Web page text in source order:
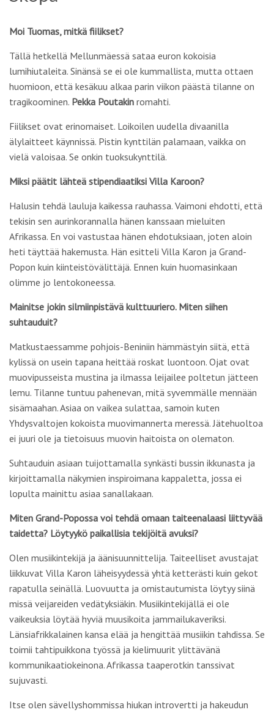
Moi Tuomas, mitkä fiilikset?
Tällä hetkellä Mellunmäessä sataa euron kokoisia
lumihiutaleita. Sinänsä se ei ole kummallista, mutta ottaen
huomioon, että kesäkuu alkaa parin viikon päästä tilanne on
tragikoominen. Pekka Poutakin romahti.
Fiilikset ovat erinomaiset. Loikoilen uudella divaanilla
älylaitteet käynnissä. Pistin kynttilän palamaan, vaikka on
vielä valoisaa. Se onkin tuoksukynttilä.
Miksi päätit lähteä stipendiaatiksi Villa Karoon?
Halusin tehdä lauluja kaikessa rauhassa. Vaimoni ehdotti, että
tekisin sen aurinkorannalla hänen kanssaan mieluiten
Afrikassa. En voi vastustaa hänen ehdotuksiaan, joten aloin
heti täyttää hakemusta. Hän esitteli Villa Karon ja Grand-
Popon kuin kiinteistövälittäjä. Ennen kuin huomasinkaan
olimme jo lentokoneessa.
Mainitse jokin silmiinpistävä kulttuuriero. Miten siihen
suhtauduit?
Matkustaessamme pohjois-Beniniin hämmästyin siitä, että
kylissä on usein tapana heittää roskat luontoon. Ojat ovat
muovipusseista mustina ja ilmassa leijailee poltetun jätteen
lemu. Tilanne tuntuu pahenevan, mitä syvemmälle mennään
sisämaahan. Asiaa on vaikea sulattaa, samoin kuten
Yhdysvaltojen kokoista muovimannerta meressä. Jätehuoltoa
ei juuri ole ja tietoisuus muovin haitoista on olematon.
Suhtauduin asiaan tuijottamalla synkästi bussin ikkunasta ja
kirjoittamalla näkymien inspiroimana kappaletta, jossa ei
lopulta mainittu asiaa sanallakaan.
Miten Grand-Popossa voi tehdä omaan taiteenalaasi liittyvää
taidetta? Löytyykö paikallisia tekijöitä avuksi?
Olen musiikintekijä ja äänisuunnittelija. Taiteelliset avustajat
liikkuvat Villa Karon läheisyydessä yhtä ketterästi kuin gekot
rapatulla seinällä. Luovuutta ja omistautumista löytyy siinä
missä veijareiden vedätyksiäkin. Musiikintekijällä ei ole
vaikeuksia löytää hyviä muusikoita jammailukaveriksi.
Länsiafrikkalainen kansa elää ja hengittää musiikin tahdissa. Se
toimii tahtipuikkona työssä ja kielimuurit ylittävänä
kommunikaatiokeinona. Afrikassa taaperotkin tanssivat
sujuvasti.
Itse olen sävellyshommissa hiukan introvertti ja hakeudun